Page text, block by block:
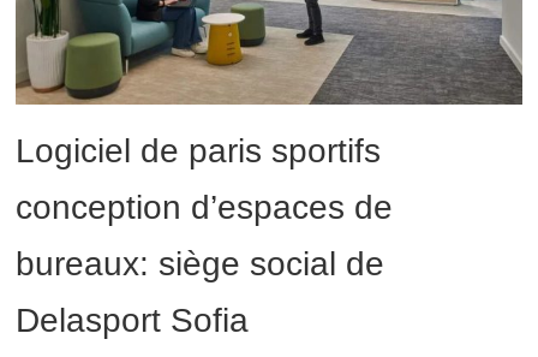
Logiciel de paris sportifs
conception d’espaces de
bureaux: siège social de
Delasport Sofia